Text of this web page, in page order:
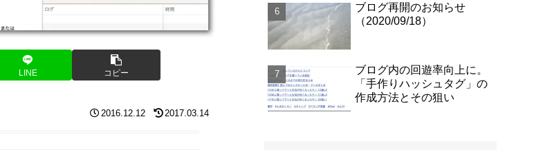
LINE コピー
2016.12.12 2017.03.14
リンクが取得できます！
ブログ再開のお知らせ
（2020/09/18）
ブログ内の回遊率向上に。
「手作りハッシュタグ」の
作成方法とその狙い